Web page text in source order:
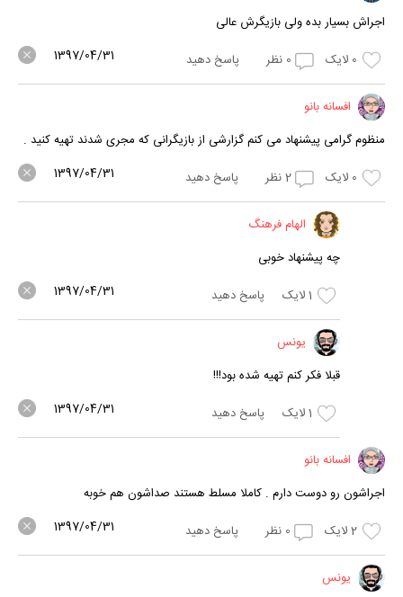
اجراش بسیار بده ولی بازیگرش عالی
0 لایک 0 نظر پاسخ دهید 1397/04/31
افسانه بانو
منظوم گرامی پیشنهاد می کنم گزارشی از بازیگرانی که مجری شدند تهیه کنید .
0 لایک 2نظر پاسخ دهید 1397/04/31
الهام فرهنگ
چه پیشنهاد خوبی
1لایک پاسخ دهید 1397/04/31
یونس
قبلا فکر کنم تهیه شده بود!!!
1لایک پاسخ دهید 1397/04/31
افسانه بانو
اجراشون رو دوست دارم . کاملا مسلط هستند صداشون هم خوبه
2لایک 0 نظر پاسخ دهید 1397/04/31
یونس